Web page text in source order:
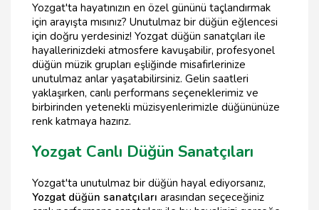
Yozgat'ta hayatınızın en özel gününü taçlandırmak
için arayışta mısınız? Unutulmaz bir düğün eğlencesi
için doğru yerdesiniz! Yozgat düğün sanatçıları ile
hayallerinizdeki atmosfere kavuşabilir, profesyonel
düğün müzik grupları eşliğinde misafirlerinize
unutulmaz anlar yaşatabilirsiniz. Gelin saatleri
yaklaşırken, canlı performans seçeneklerimiz ve
birbirinden yetenekli müzisyenlerimizle düğününüze
renk katmaya hazırız.
Yozgat Canlı Düğün Sanatçıları
Yozgat'ta unutulmaz bir düğün hayal ediyorsanız,
Yozgat düğün sanatçıları arasından seçeceğiniz